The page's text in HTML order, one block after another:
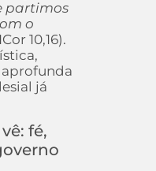
partimos
o
10,16).
aprofunda
já
fé,